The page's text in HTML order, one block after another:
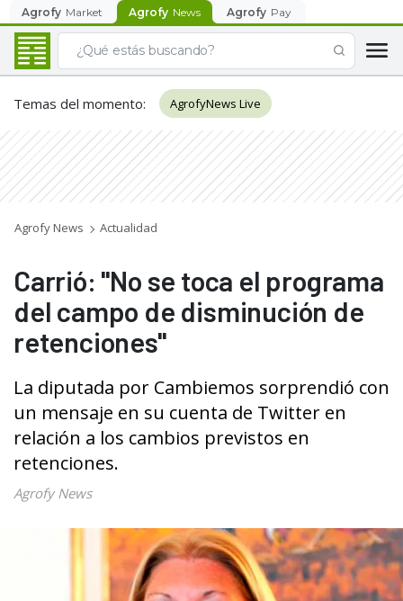
Agrofy Market Agrofy News Agrofy Pay
Temas del momento: AgrofyNews Live
Agrofy News Actualidad
Carrió: "No se toca el programa
del campo de disminución de
retenciones"
La diputada por Cambiemos sorprendió con
un mensaje en su cuenta de Twitter en
relación a los cambios previstos en
retenciones.
Agrofy News